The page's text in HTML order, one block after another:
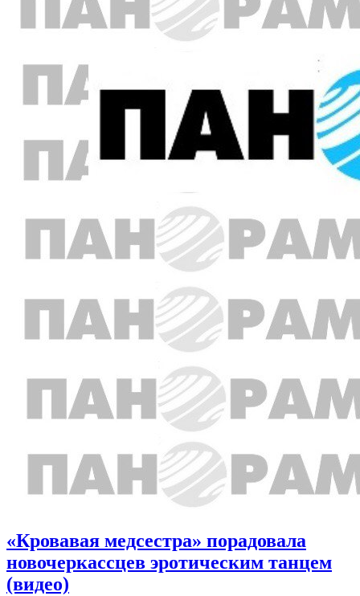
«Кровавая медсестра» порадовала
новочеркассцев эротическим танцем
(видео)